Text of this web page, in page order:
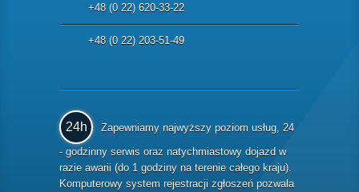
+48 (0 22) 620-33-22
+48 (0 22) 203-51-49
24h
Zapewniamy najwyższy poziom usług, 24
- godzinny serwis oraz natychmiastowy dojazd w
razie awarii (do 1 godziny na terenie całego kraju).
Komputerowy system rejestracji zgłoszeń pozwala